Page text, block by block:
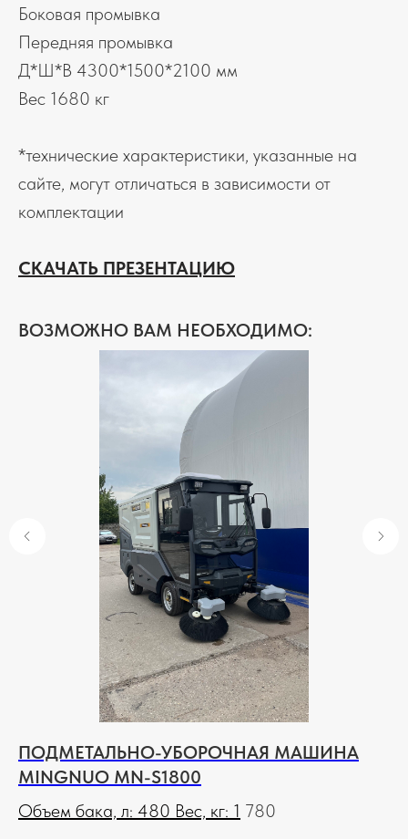
Боковая промывка
Передняя промывка
Д*Ш*В 4300*1500*2100 мм
Вес 1680 кг
*технические характеристики, указанные на
сайте, могут отличаться в зависимости от
комплектации
СКАЧАТЬ ПРЕЗЕНТАЦИЮ
ВОЗМОЖНО ВАМ НЕОБХОДИМО:
ПОДМЕТАЛЬНО-УБОРОЧНАЯ МАШИНА
MINGNUO MN-S1800
Объем бака, л: 480 Вес, кг: 1 780
КОНТАКТЫ КОМПАНИИ
ЭЛХИМ БЕЛ
ГРОДНО
230001, г. Гродно, ул.Соколовского, д.22,
офис 401
НАПИСАТЬ В ЭЛХИМ БЕЛ